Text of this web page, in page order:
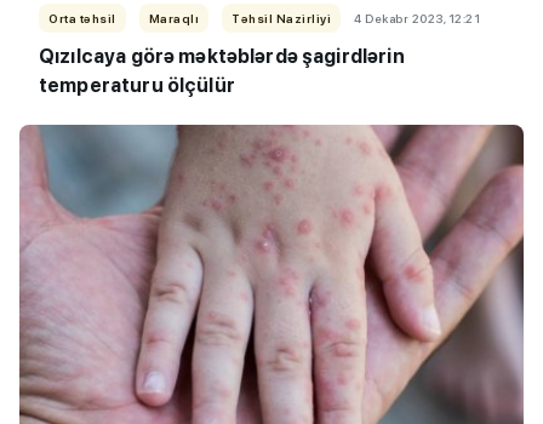
Orta təhsil Maraqlı Təhsil Nazirliyi 4 Dekabr 2023, 12:21
Qızılcaya görə məktəblərdə şagirdlərin
temperaturu ölçülür